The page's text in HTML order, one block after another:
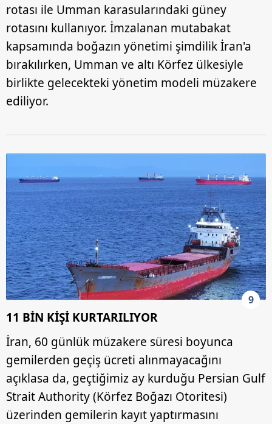
rotası ile Umman karasularındaki güney
rotasını kullanıyor. İmzalanan mutabakat
kapsamında boğazın yönetimi şimdilik İran'a
bırakılırken, Umman ve altı Körfez ülkesiyle
birlikte gelecekteki yönetim modeli müzakere
ediliyor.
9
11 BİN KİŞİ KURTARILIYOR
İran, 60 günlük müzakere süresi boyunca
gemilerden geçiş ücreti alınmayacağını
açıklasa da, geçtiğimiz ay kurduğu Persian Gulf
Strait Authority (Körfez Boğazı Otoritesi)
üzerinden gemilerin kayıt yaptırmasını